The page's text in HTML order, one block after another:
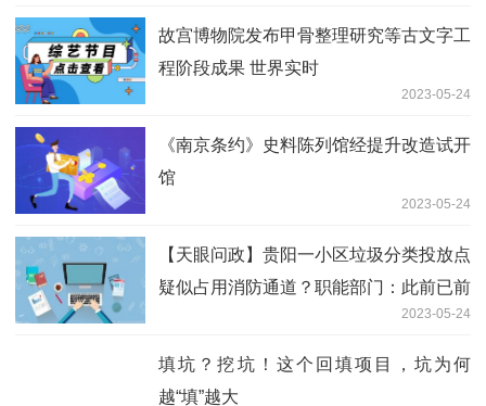
故宫博物院发布甲骨整理研究等古文字工
程阶段成果 世界实时
2023-05-24
《南京条约》史料陈列馆经提升改造试开
馆
2023-05-24
【天眼问政】贵阳一小区垃圾分类投放点
疑似占用消防通道？职能部门：此前已前
往勘验不属于消防通道 全球快播报2023-05-24
填坑？挖坑！这个回填项目，坑为何
越“填”越大